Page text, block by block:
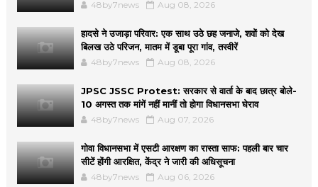
48by7news Aug 08, 2026
हादसे ने उजाड़ा परिवार: एक साथ उठे छह जनाजे, शवों को देख
बिलख उठे परिजन, मातम में डूबा पूरा गांव, तस्वीरें
48by7news Aug 08, 2026
JPSC JSSC Protest: सरकार से वार्ता के बाद छात्र बोले-
10 अगस्त तक मांगें नहीं मानीं तो होगा विधानसभा घेराव
48by7news Aug 07, 2026
गोवा विधानसभा में एसटी आरक्षण का रास्ता साफ: पहली बार चार
सीटें होंगी आरक्षित, केंद्र ने जारी की अधिसूचना
48by7news Aug 06, 2026